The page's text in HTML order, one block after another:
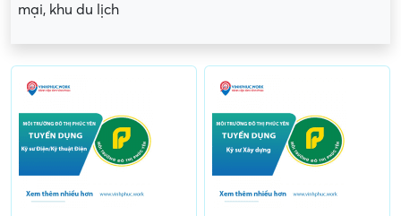
mại, khu du lịch